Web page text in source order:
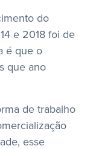
do
e 2018 foi de
é que o
que ano
de trabalho
esse